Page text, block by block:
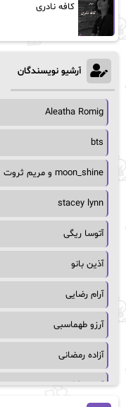
کافه نادری
آرشیو نویسندگان
Aleatha Romig
bts
moon_shine و مریم ثروت
stacey lynn
آتوسا ریگی
آذین بانو
آرام رضایی
آرزو طهماسبی
آزاده رمضانی
آسمان64